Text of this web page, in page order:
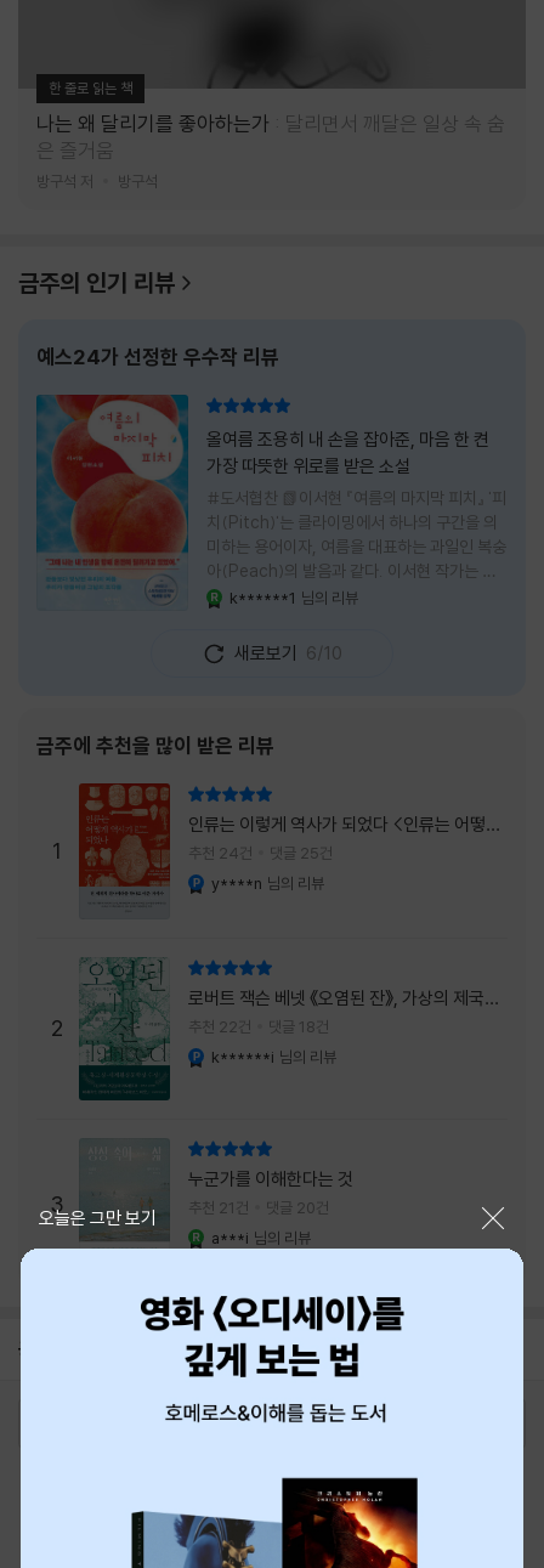
한 줄로 읽는 책
나는 왜 달리기를 좋아하는가
달리면서 깨달은 일상 속 숨
은 즐거움
방구석 저 방구석
금주의 인기 리뷰
예스24가 선정한 우수작 리뷰
올여름 조용히 내 손을 잡아준, 마음 한 켠
가장 따뜻한 위로를 받은 소설
#도서협찬 📗이서현 『여름의 마지막 피치』 '피
치(Pitch)'는 클라이밍에서 하나의 구간을 의
미하는 용어이자, 여름을 대표하는 과일인 복숭
아(Peach)의 발음과 같다. 이서현 작가는 이
중의적인 제목 안에 소설이 전하고 싶은 메시지
럼 가장 달콤하고 찬란한 계절인 여름. 하지만
그 여름도 끝이 있다. 그리고 클라이밍의 피치
피치』는 끝나가는 여름의 아쉬움과 새로운 계
의미하는 제목이었다. 소설은 각자의 '여름'을
잃어버린 다섯 인물들의 이야기를 담고 있다.
👧연인에게 이별을 통보받고 외모를 향한 악성
댓글로 인해 카메라 앞에 설 수 없게 된 요리 유
튜버
k******1 님의 리뷰
새로보기 6/10
금주에 추천을 많이 받은 리뷰
1
인류는 이렇게 역사가 되었다 <인류는 어떻게
역사가 되었나>
추천 24건 댓글 25건
y****n 님의 리뷰
2
로버트 잭슨 베넷 《오염된 잔》, 가상의 제국이
주는 실감과 미스터리 사건의 치밀함이 이루어
내는 최상의 시너지...
추천 22건 댓글 18건
k******i 님의 리뷰
3
누군가를 이해한다는 것
추천 21건 댓글 20건
a***i 님의 리뷰
공지 8월 신용카드 무이자할부 안내
오늘은 그만 보기
최근 본 상품
티켓 1544-6399
중고샵 1566-4295
eBook 1:1문의/채팅상담
예스이십사(주) 사업자 정보